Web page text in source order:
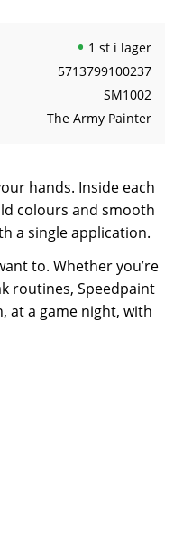
1 st i lager
5713799100237
SM1002
The Army Painter
hands. Inside each
colours and smooth
a single application.
to. Whether you’re
routines, Speedpaint
at a game night, with